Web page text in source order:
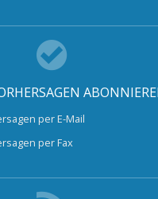
per E-Mail
per Fax